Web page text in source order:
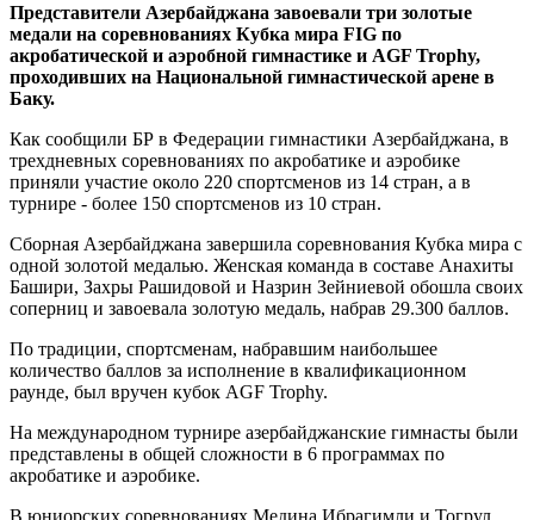
Представители Азербайджана завоевали три золотые
медали на соревнованиях Кубка мира FIG по
акробатической и аэробной гимнастике и AGF Trophy,
проходивших на Национальной гимнастической арене в
Баку.
Как сообщили БР в Федерации гимнастики Азербайджана, в
трехдневных соревнованиях по акробатике и аэробике
приняли участие около 220 спортсменов из 14 стран, а в
турнире - более 150 спортсменов из 10 стран.
Сборная Азербайджана завершила соревнования Кубка мира с
одной золотой медалью. Женская команда в составе Анахиты
Башири, Захры Рашидовой и Назрин Зейниевой обошла своих
соперниц и завоевала золотую медаль, набрав 29.300 баллов.
По традиции, спортсменам, набравшим наибольшее
количество баллов за исполнение в квалификационном
раунде, был вручен кубок AGF Trophy.
На международном турнире азербайджанские гимнасты были
представлены в общей сложности в 6 программах по
акробатике и аэробике.
В юниорских соревнованиях Медина Ибрагимли и Тогрул